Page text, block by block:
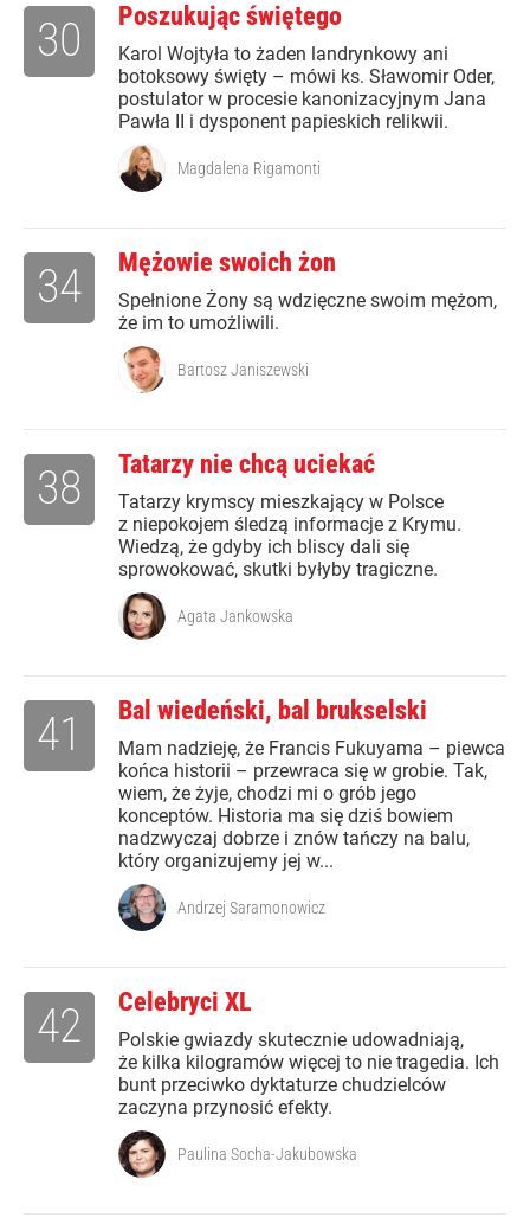
Poszukując świętego
Karol Wojtyła to żaden landrynkowy ani
botoksowy święty – mówi ks. Sławomir Oder,
postulator w procesie kanonizacyjnym Jana
Pawła II i dysponent papieskich relikwii.
30
Magdalena Rigamonti
Mężowie swoich żon
Spełnione Żony są wdzięczne swoim mężom,
że im to umożliwili.
34
Bartosz Janiszewski
Tatarzy nie chcą uciekać
Tatarzy krymscy mieszkający w Polsce
z niepokojem śledzą informacje z Krymu.
Wiedzą, że gdyby ich bliscy dali się
sprowokować, skutki byłyby tragiczne.
38
Agata Jankowska
Bal wiedeński, bal brukselski
Mam nadzieję, że Francis Fukuyama – piewca
końca historii – przewraca się w grobie. Tak,
wiem, że żyje, chodzi mi o grób jego
konceptów. Historia ma się dziś bowiem
nadzwyczaj dobrze i znów tańczy na balu,
który organizujemy jej w...
41
Andrzej Saramonowicz
Celebryci XL
Polskie gwiazdy skutecznie udowadniają,
że kilka kilogramów więcej to nie tragedia. Ich
bunt przeciwko dyktaturze chudzielców
zaczyna przynosić efekty.
42
Paulina Socha-Jakubowska